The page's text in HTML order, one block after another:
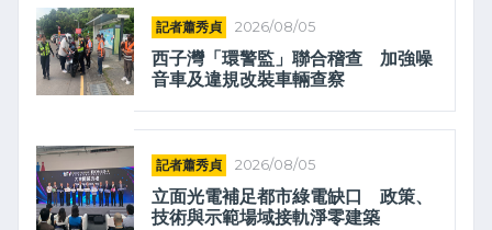
記者蕭秀貞 2026/08/05
西子灣「環警監」聯合稽查 加強噪
音車及違規改裝車輛查察
記者蕭秀貞 2026/08/05
立面光電補足都市綠電缺口 政策、
技術與示範場域接軌淨零建築